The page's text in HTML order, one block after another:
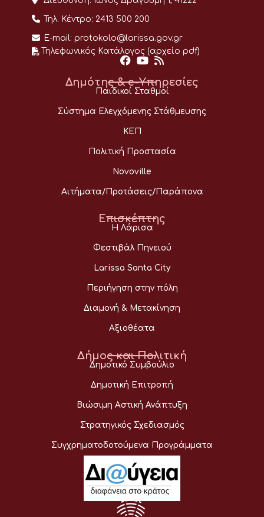
Τηλ. Κέντρο: 2413 500 200
E-mail: protokolo@larissa.gov.gr
Τηλεφωνικός Κατάλογος (αρχείο pdf)
Δημότης & e-Υπηρεσίες
Παιδικοί Σταθμοί
Σύστημα Ελεγχόμενης Στάθμευσης
ΚΕΠ
Πολιτική Προστασία
Novoville
Αιτήματα/Προτάσεις/Παράπονα
Επισκέπτης
Η Λάρισα
Φεστιβάλ Πηνειού
Larissa Santa City
Περιήγηση στην πόλη
Διαμονή & Μετακίνηση
Αξιοθέατα
Δήμος και Πολιτική
Δημοτικό Συμβούλιο
Δημοτική Επιτροπή
Βιώσιμη Αστική Ανάπτυξη
Στρατηγικός Σχεδιασμός
Συγχρηματοδοτούμενα Προγράμματα